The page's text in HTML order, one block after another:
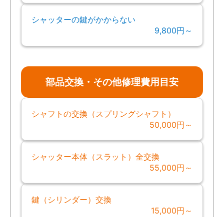
シャッターの鍵がかからない
9,800円～
部品交換・その他修理費用目安
シャフトの交換（スプリングシャフト）
50,000円～
シャッター本体（スラット）全交換
55,000円～
鍵（シリンダー）交換
15,000円～